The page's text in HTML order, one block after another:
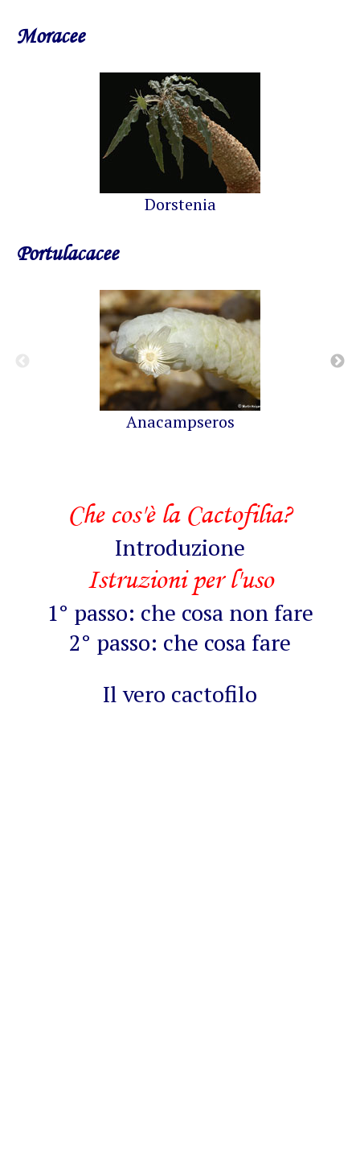
Moracee
Dorstenia
Portulacacee
Anacampseros
Che cos'è la Cactofilia?
Introduzione
Istruzioni per l'uso
1° passo: che cosa non fare
2° passo: che cosa fare
Il vero cactofilo